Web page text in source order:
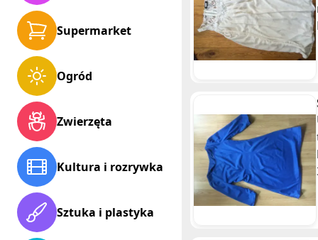
Supermarket
Ogród
Zwierzęta
Kultura i rozrywka
Sztuka i plastyka